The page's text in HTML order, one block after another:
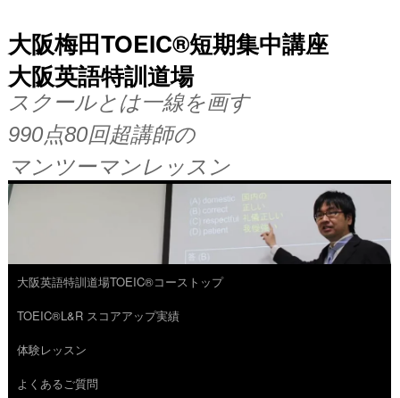
大阪梅田TOEIC®短期集中講座
大阪英語特訓道場
スクールとは一線を画す
990点80回超講師の
マンツーマンレッスン
コ
ン
テ
ン
大阪英語特訓道場TOEIC®コーストップ
TOEIC®L&R スコアアップ実績
体験レッスン
よくあるご質問